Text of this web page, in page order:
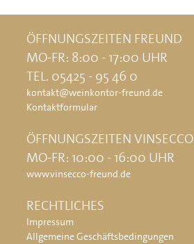
ÖFFNUNGSZEITEN FREUND
MO-FR: 8:00 - 17:00 UHR
TEL. 05425 - 95 46 0
kontakt@weinkontor-freund.de
Kontaktformular
ÖFFNUNGSZEITEN VINSECCO
MO-FR: 10:00 - 16:00 UHR
www.vinsecco-freund.de
RECHTLICHES
Impressum
Allgemeine Geschäftsbedingungen